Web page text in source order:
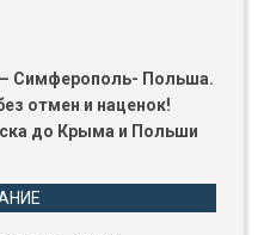
– Симферополь- Польша.
отмен и наценок!
до Крыма и Польши